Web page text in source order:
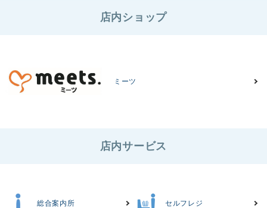
店内ショップ
ミーツ
店内サービス
総合案内所 セルフレジ